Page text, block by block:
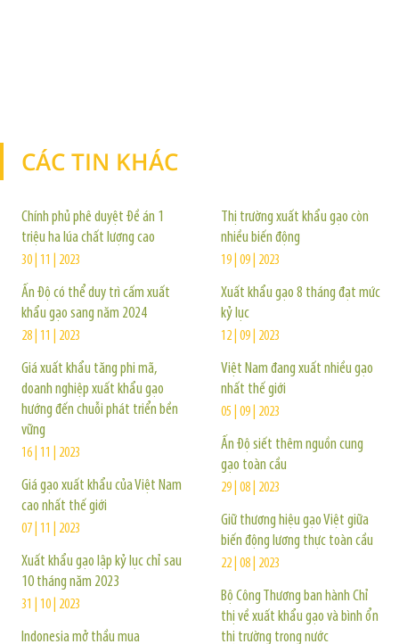
CÁC TIN KHÁC
Chính phủ phê duyệt Đề án 1
triệu ha lúa chất lượng cao
30 | 11 | 2023
Ấn Độ có thể duy trì cấm xuất
khẩu gạo sang năm 2024
28 | 11 | 2023
Giá xuất khẩu tăng phi mã,
doanh nghiệp xuất khẩu gạo
hướng đến chuỗi phát triển bền
vững
16 | 11 | 2023
Giá gạo xuất khẩu của Việt Nam
cao nhất thế giới
07 | 11 | 2023
Xuất khẩu gạo lập kỷ lục chỉ sau
10 tháng năm 2023
31 | 10 | 2023
Indonesia mở thầu mua
Thị trường xuất khẩu gạo còn
nhiều biến động
19 | 09 | 2023
Xuất khẩu gạo 8 tháng đạt mức
kỷ lục
12 | 09 | 2023
Việt Nam đang xuất nhiều gạo
nhất thế giới
05 | 09 | 2023
Ấn Độ siết thêm nguồn cung
gạo toàn cầu
29 | 08 | 2023
Giữ thương hiệu gạo Việt giữa
biến động lương thực toàn cầu
22 | 08 | 2023
Bộ Công Thương ban hành Chỉ
thị về xuất khẩu gạo và bình ổn
thị trường trong nước